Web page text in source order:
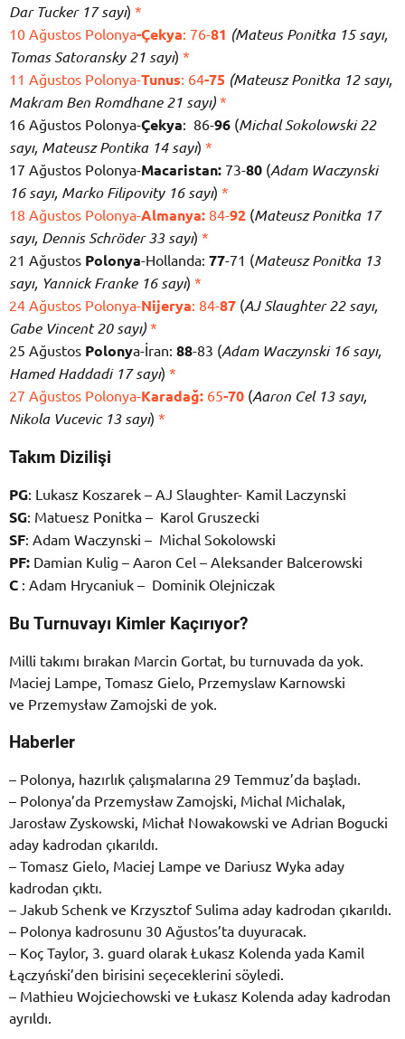
Dar Tucker 17 sayı) *
10 Ağustos Polonya-Çekya: 76-81 (Mateus Ponitka 15 sayı,
Tomas Satoransky 21 sayı) *
11 Ağustos Polonya-Tunus: 64-75 (Mateusz Ponitka 12 sayı,
Makram Ben Romdhane 21 sayı) *
16 Ağustos Polonya-Çekya: 86-96 (Michal Sokolowski 22
sayı, Mateusz Pontika 14 sayı) *
17 Ağustos Polonya-Macaristan: 73-80 (Adam Waczynski
16 sayı, Marko Filipovity 16 sayı) *
18 Ağustos Polonya-Almanya: 84-92 (Mateusz Ponitka 17
sayı, Dennis Schröder 33 sayı) *
21 Ağustos Polonya-Hollanda: 77-71 (Mateusz Ponitka 13
sayı, Yannick Franke 16 sayı) *
24 Ağustos Polonya-Nijerya: 84-87 (AJ Slaughter 22 sayı,
Gabe Vincent 20 sayı) *
25 Ağustos Polonya-İran: 88-83 (Adam Waczynski 16 sayı,
Hamed Haddadi 17 sayı) *
27 Ağustos Polonya-Karadağ: 65-70 (Aaron Cel 13 sayı,
Nikola Vucevic 13 sayı) *
Takım Dizilişi
PG: Lukasz Koszarek – AJ Slaughter- Kamil Laczynski
SG: Matuesz Ponitka – Karol Gruszecki
SF: Adam Waczynski – Michal Sokolowski
PF: Damian Kulig – Aaron Cel – Aleksander Balcerowski
C : Adam Hrycaniuk – Dominik Olejniczak
Bu Turnuvayı Kimler Kaçırıyor?
Milli takımı bırakan Marcin Gortat, bu turnuvada da yok.
Maciej Lampe, Tomasz Gielo, Przemyslaw Karnowski
ve Przemysław Zamojski de yok.
Haberler
– Polonya, hazırlık çalışmalarına 29 Temmuz’da başladı.
– Polonya’da Przemysław Zamojski, Michal Michalak,
Jarosław Zyskowski, Michał Nowakowski ve Adrian Bogucki
aday kadrodan çıkarıldı.
– Tomasz Gielo, Maciej Lampe ve Dariusz Wyka aday
kadrodan çıktı.
– Jakub Schenk ve Krzysztof Sulima aday kadrodan çıkarıldı.
– Polonya kadrosunu 30 Ağustos’ta duyuracak.
– Koç Taylor, 3. guard olarak Łukasz Kolenda yada Kamil
Łączyński’den birisini seçeceklerini söyledi.
– Mathieu Wojciechowski ve Łukasz Kolenda aday kadrodan
ayrıldı.